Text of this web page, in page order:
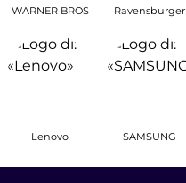
WARNER BROS Ravensburger
Lenovo SAMSUNG